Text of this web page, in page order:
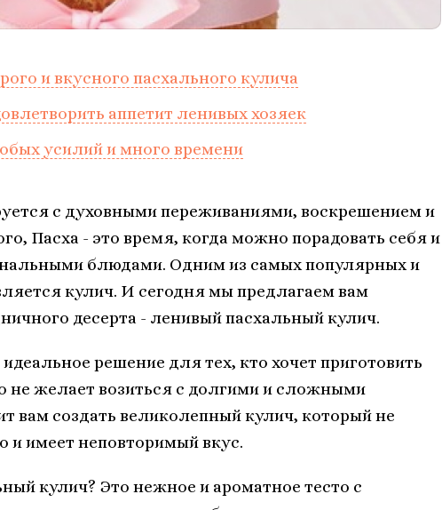
и вкусного пасхального кулича
аппетит ленивых хозяек
усилий и много времени
с духовными переживаниями, воскрешением и
Пасха - это время, когда можно порадовать себя и
блюдами. Одним из самых популярных и
кулич. И сегодня мы предлагаем вам
десерта - ленивый пасхальный кулич.
решение для тех, кто хочет приготовить
не желает возиться с долгими и сложными
вам создать великолепный кулич, который не
имеет неповторимый вкус.
кулич? Это нежное и ароматное тесто с